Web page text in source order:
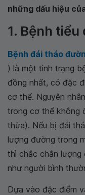
những dấu hiệu
1. Bệnh
Bệnh đái tháo
) là một tình trạng
đồng nhất, có đặc
cơ thể. Nguyên
trong cơ thể không
thừa). Nếu bị đái
lượng đường trong
thì chắc chắn lượng
như người bình
Dựa vào đặc điểm